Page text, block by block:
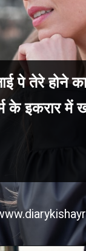
पे तेरे होने
के इकरार में